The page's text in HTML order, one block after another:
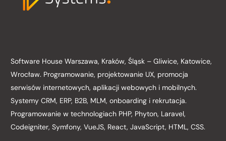
Software House Warszawa, Kraków, Śląsk – Gliwice, Katowice,
Wrocław. Programowanie, projektowanie UX, promocja
serwisów internetowych, aplikacji webowych i mobilnych.
Systemy CRM, ERP, B2B, MLM, onboarding i rekrutacja.
Programowanie w technologiach PHP, Phyton, Laravel,
Codeigniter, Symfony, VueJS, React, JavaScript, HTML, CSS.